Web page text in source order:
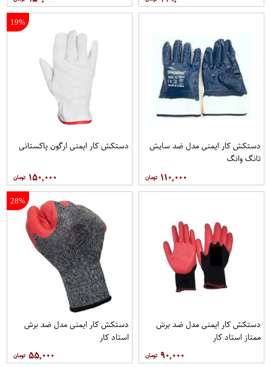
دستکش کار ایمنی مدل ضد سایش
تانگ وانگ
۱۱۰,۰۰۰
19%
دستکش کار ایمنی ارگون پاکستانی
۱۵۰,۰۰۰
دستکش کار ایمنی مدل ضد برش
ممتاز استاد کار
۹۰,۰۰۰
28%
دستکش کار ایمنی مدل ضد برش
استاد کار
۵۵,۰۰۰